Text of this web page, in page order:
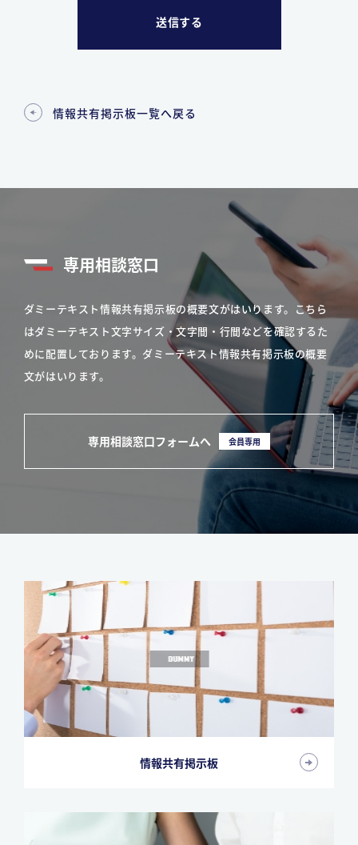
情報共有掲示板一覧へ戻る
専用相談窓口
ダミーテキスト情報共有掲示板の概要文がはいります。こちら
はダミーテキスト文字サイズ・文字間・行間などを確認するた
めに配置しております。ダミーテキスト情報共有掲示板の概要
文がはいります。
専用相談窓口フォームへ 会員専用
情報共有掲示板